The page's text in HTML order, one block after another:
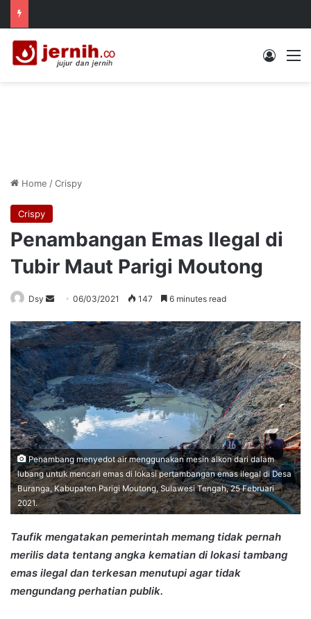
Log In
Home /Crispy
Crispy
Penambangan Emas Ilegal di
Tubir Maut Parigi Moutong
Dsy
Send
email
06/03/2021 147 6 minutes read
Penambang menyedot air menggunakan mesin alkon dari dalam
lubang untuk mencari emas di lokasi pertambangan emas ilegal di Desa
Buranga, Kabupaten Parigi Moutong, Sulawesi Tengah, 25 Februari
2021.
Taufik mengatakan pemerintah memang tidak pernah
merilis data tentang angka kematian di lokasi tambang
emas ilegal dan terkesan menutupi agar tidak
mengundang perhatian publik.